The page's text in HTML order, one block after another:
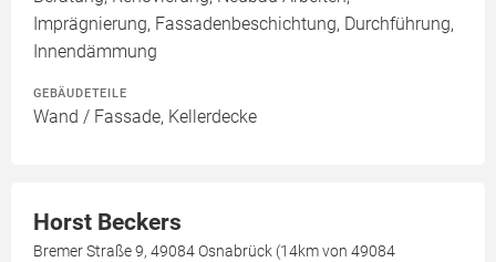
Imprägnierung, Fassadenbeschichtung, Durchführung,
Innendämmung
GEBÄUDETEILE
Wand / Fassade, Kellerdecke
Horst Beckers
Bremer Straße 9, 49084 Osnabrück (14km von 49084